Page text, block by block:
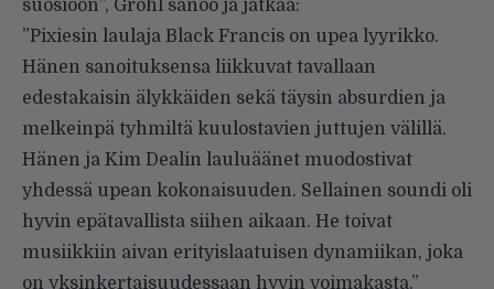
suosioon”, Grohl sanoo ja jatkaa:
”Pixiesin laulaja Black Francis on upea lyyrikko.
Hänen sanoituksensa liikkuvat tavallaan
edestakaisin älykkäiden sekä täysin absurdien ja
melkeinpä tyhmiltä kuulostavien juttujen välillä.
Hänen ja Kim Dealin lauluäänet muodostivat
yhdessä upean kokonaisuuden. Sellainen soundi oli
hyvin epätavallista siihen aikaan. He toivat
musiikkiin aivan erityislaatuisen dynamiikan, joka
on yksinkertaisuudessaan hyvin voimakasta.”